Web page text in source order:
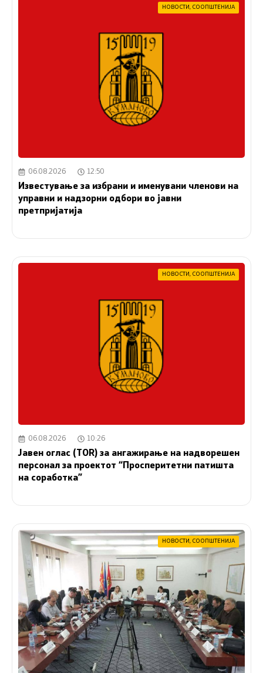
НОВОСТИ, СООПШТЕНИЈА
06.08.2026 12:50
Известување за избрани и именувани членови на
управни и надзорни одбори во јавни
претпријатија
НОВОСТИ, СООПШТЕНИЈА
06.08.2026 10:26
Јавен оглас (ТОR) за ангажирање на надворешен
персонал за проектот “Просперитетни патишта
на соработка”
НОВОСТИ, СООПШТЕНИЈА